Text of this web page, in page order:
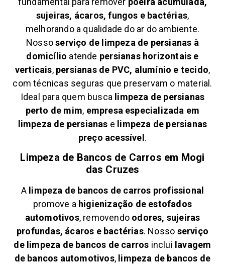
sujeiras, ácaros, fungos e bactérias,
melhorando a qualidade do ar do ambiente.
Nossoserviço de limpeza de persianas à
domicílio atende persianas horizontais e
verticais, persianas de PVC, alumínio e tecido,
com técnicas seguras que preservam o material.
Ideal para quem busca limpeza de persianas
perto de mim, empresa especializada em
limpeza de persianas e limpeza de persianas
preço acessível.
Limpeza de Bancos de Carros em Mogi
das Cruzes
A limpeza de bancos de carros profissional
promove a higienização de estofados
automotivos, removendo odores, sujeiras
profundas, ácaros e bactérias. Nosso serviço
de limpeza de bancos de carros inclui lavagem
de bancos automotivos, limpeza de bancos de